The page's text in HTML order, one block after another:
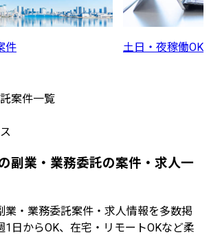
件 土日・夜稼働OK
案件一覧
副業・業務委託の案件・求人一
業・業務委託案件・求人情報を多数掲
1日からOK、在宅・リモートOKなど柔